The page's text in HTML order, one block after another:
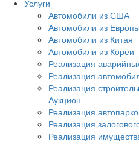
Услуги
Автомобили из США
Автомобили из Европы
Автомобили из Китая
Автомобили из Кореи
Реализация
Реализация
Реализация
Аукцион
Реализация
Реализация
Реализация